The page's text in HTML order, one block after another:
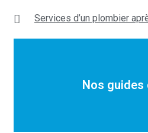
Services d’un plombier
Nos guides